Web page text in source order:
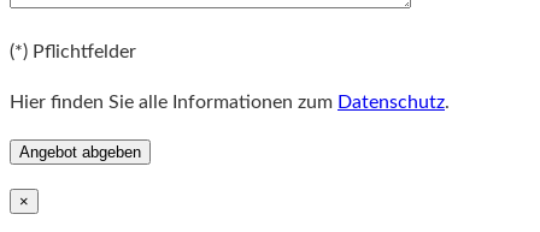
(*) Pflichtfelder
Hier finden Sie alle Informationen zum Datenschutz.
×